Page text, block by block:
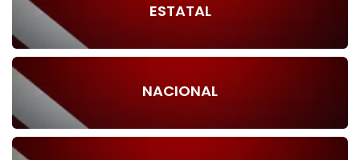
ESTATAL
NACIONAL